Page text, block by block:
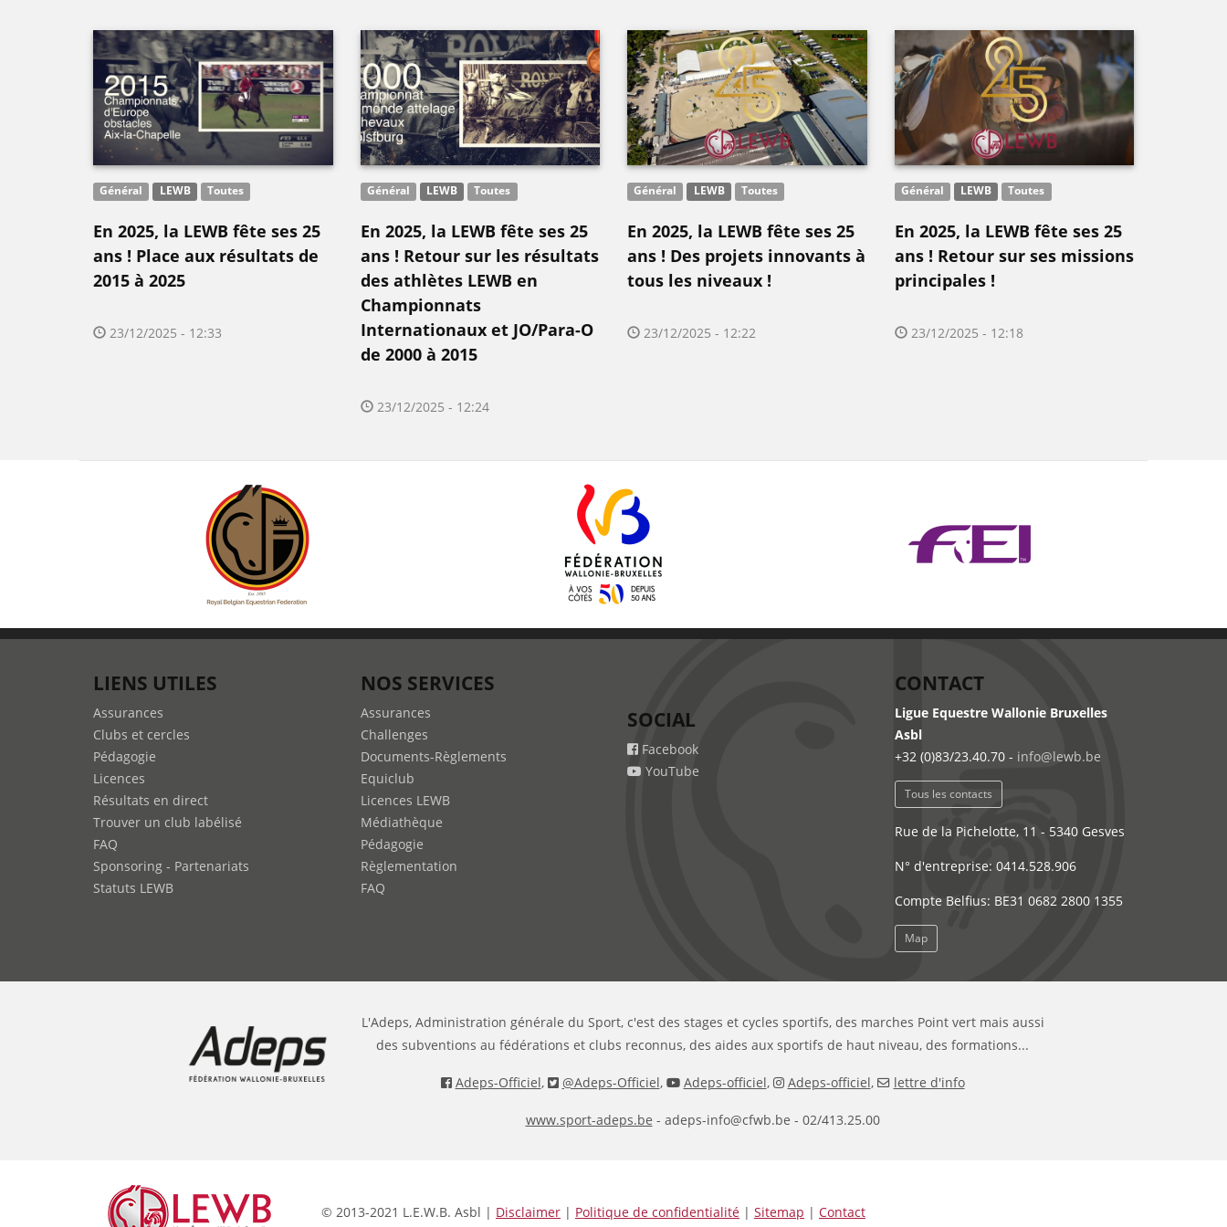
Général LEWB Toutes
En 2025, la LEWB fête ses 25
ans ! Place aux résultats de
2015 à 2025
23/12/2025 - 12:33
Général LEWB Toutes
En 2025, la LEWB fête ses 25
ans ! Retour sur les résultats
des athlètes LEWB en
Championnats
Internationaux et JO/Para-O
de 2000 à 2015
23/12/2025 - 12:24
Général LEWB Toutes
En 2025, la LEWB fête ses 25
ans ! Des projets innovants à
tous les niveaux !
23/12/2025 - 12:22
Général LEWB Toutes
En 2025, la LEWB fête ses 25
ans ! Retour sur ses missions
principales !
23/12/2025 - 12:18
LIENS UTILES
Assurances
Clubs et cercles
Pédagogie
Licences
Résultats en direct
Trouver un club labélisé
FAQ
Sponsoring - Partenariats
Statuts LEWB
NOS SERVICES
Assurances
Challenges
Documents-Règlements
Equiclub
Licences LEWB
Médiathèque
Pédagogie
Règlementation
FAQ
SOCIAL
Facebook
YouTube
CONTACT
Ligue Equestre Wallonie Bruxelles
Asbl
+32 (0)83/23.40.70 - info@lewb.be
Tous les contacts
Rue de la Pichelotte, 11 - 5340 Gesves
N° d'entreprise: 0414.528.906
Compte Belfius: BE31 0682 2800 1355
Map
L'Adeps, Administration générale du Sport, c'est des stages et cycles sportifs, des marches Point vert mais aussi
des subventions au fédérations et clubs reconnus, des aides aux sportifs de haut niveau, des formations...
Adeps-Officiel, @Adeps-Officiel, Adeps-officiel, Adeps-officiel, lettre d'info
www.sport-adeps.be - adeps-info@cfwb.be - 02/413.25.00
© 2013-2021 L.E.W.B. Asbl | Disclaimer | Politique de confidentialité | Sitemap | Contact